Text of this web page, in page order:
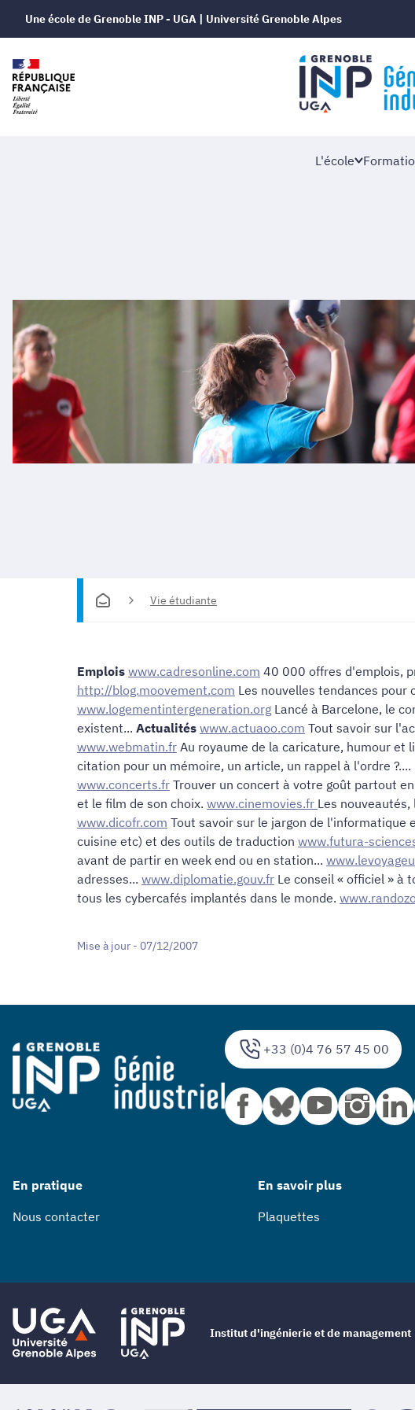
Une école de Grenoble INP - UGA | Université Grenoble Alpes
L'école
Vie étudiante
Emplois www.cadresonline.com 40 000 offres d'emplois,
http://blog.moovement.com Les nouvelles tendances
www.logementintergeneration.org Lancé à Barcelone, le
existent... Actualités www.actuaoo.com Tout savoir sur
www.webmatin.fr Au royaume de la caricature, humour et
citation pour un mémoire, un article, un rappel à l'ordre
www.concerts.fr Trouver un concert à votre goût partout
et le film de son choix. www.cinemovies.fr Les
www.dicofr.com Tout savoir sur le jargon de l'informatique
cuisine etc) et des outils de traduction www.futura-
avant de partir en week end ou en station...
adresses... www.diplomatie.gouv.fr Le conseil « officiel » à
tous les cybercafés implantés dans le monde.
Mise à jour - 07/12/2007
+33 (0)4 76 57 45 00
En pratique
Nous contacter
En savoir plus
Plaquettes
Institut d'ingénierie et de management